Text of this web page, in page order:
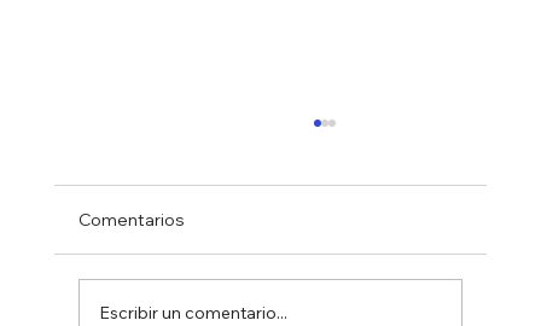
Comentarios
Escribir un comentario...